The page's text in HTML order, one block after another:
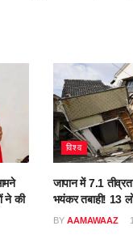
ने की
विश्व
जापान में 7.1
भयंकर तबाही! 13
BY AAMAWAAZ